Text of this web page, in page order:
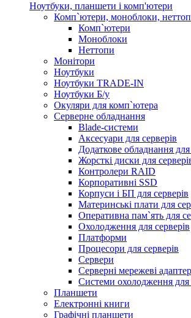
Ноутбуки, планшети і комп'ютери
Комп`ютери, моноблоки,
Комп`ютери
Моноблоки
Неттопи
Монітори
Ноутбуки
Ноутбуки TRADE-IN
Ноутбуки Б/у
Окуляри для комп`ютера
Серверне обладнання
Blade-системи
Аксесуари для серверів
Додаткове обладнання для
Жорсткі диски для
Контролери RAID
Корпоративні SSD
Корпуси і БП для серверів
Материнські плати для
Оперативна пам`ять для
Охолодження для серверів
Платформи
Процесори для серверів
Сервери
Серверні мережеві
Системи охолодження для
Планшети
Електронні книги
Графічні планшети